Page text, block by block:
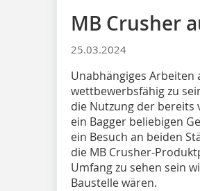
MB Crusher
25.03.2024
Unabhängiges Arbeiten
wettbewerbsfähig zu
die Nutzung der bereits
ein Bagger beliebigen
ein Besuch an beiden
die MB Crusher-
Umfang zu sehen sein
Baustelle wären.